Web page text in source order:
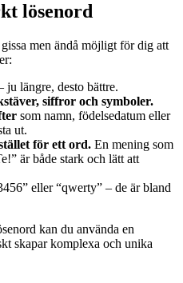
lösenord
men ändå möjligt för dig att
ju längre, desto bättre.
siffror och symboler.
som namn, födelsedatum eller
ut.
för ett ord. En mening som
är både stark och lätt att
eller “qwerty” – de är bland
kan du använda en
skapar komplexa och unika